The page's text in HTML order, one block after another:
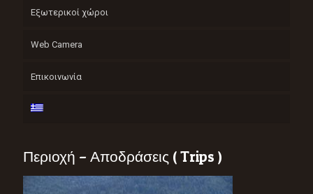
Εξωτερικοί χώροι
Web Camera
Επικοινωνία
Περιοχή – Αποδράσεις ( Trips )